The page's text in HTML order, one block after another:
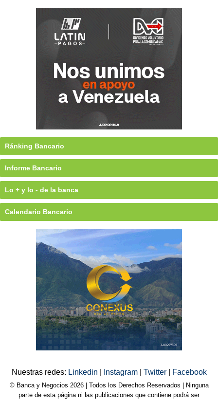
Ránking Bancario
Informe Bancario
Lo + y lo - de la banca
Calendario Bancario
Nuestras redes: Linkedin Instagram Twitter Facebook
© Banca y Negocios 2026 | Todos los Derechos Reservados | Ninguna
parte de esta página ni las publicaciones que contiene podrá ser